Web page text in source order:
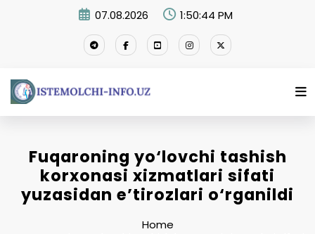
07.08.2026 1:50:44 PM
Fuqaroning yo‘lovchi tashish
korxonasi xizmatlari sifati
yuzasidan e’tirozlari o‘rganildi
Home